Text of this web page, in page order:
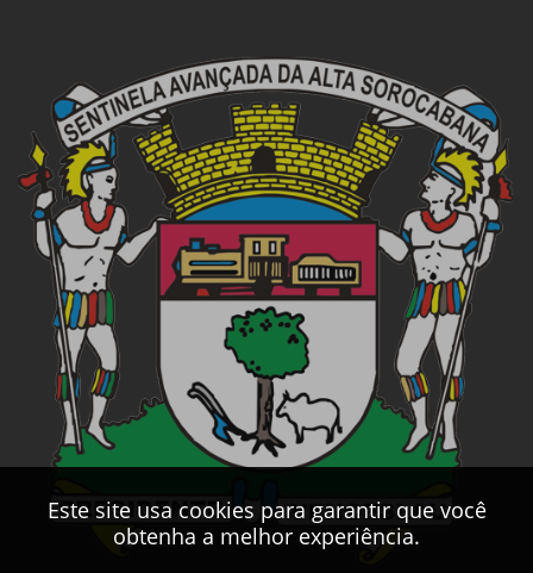
Este site usa cookies para garantir que você
obtenha a melhor experiência.